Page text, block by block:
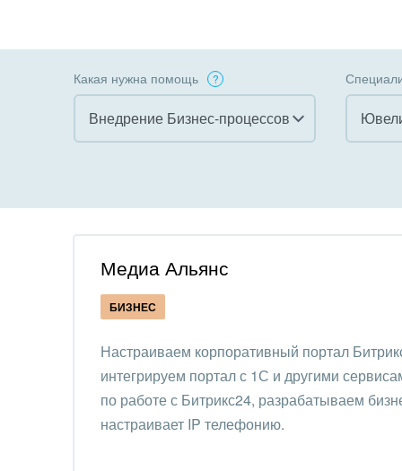
Какая нужна помощь
Внедрение Бизнес-процессов
Внедрение КЭДО
Интеграция с 1С
Организация задач и
Внедрение Бизнес-
процессов
Медиа Альянс
БИЗНЕС
Настраиваем корпоративный портал
интегрируем портал с 1С и другими
по работе с Битрикс24, разрабатываем
настраивает IP телефонию.